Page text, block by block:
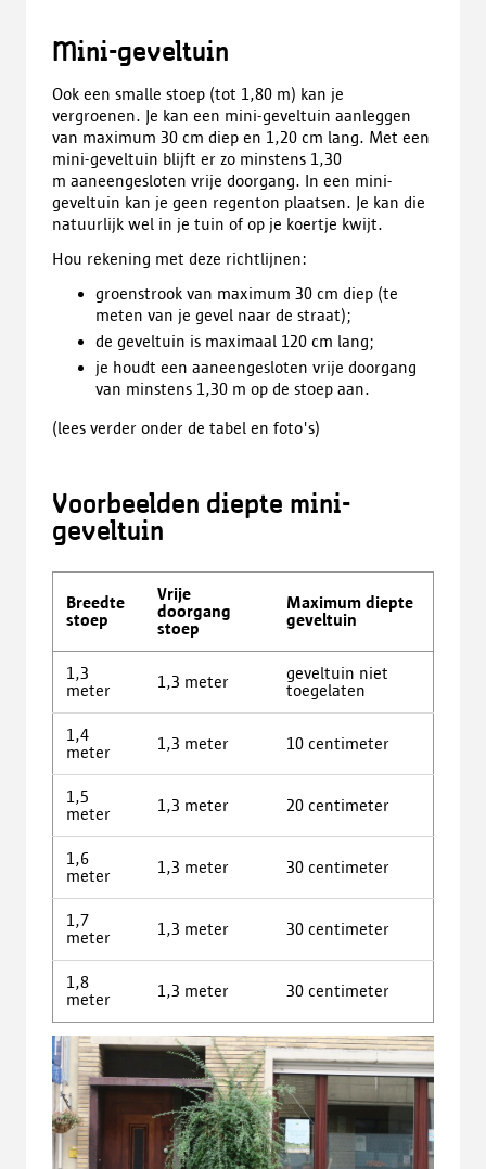
Mini-geveltuin
Ook een smalle stoep (tot 1,80 m) kan je
vergroenen. Je kan een mini-geveltuin aanleggen
van maximum 30 cm diep en 1,20 cm lang. Met een
mini-geveltuin blijft er zo minstens 1,30
m aaneengesloten vrije doorgang. In een mini-
geveltuin kan je geen regenton plaatsen. Je kan die
natuurlijk wel in je tuin of op je koertje kwijt.
Hou rekening met deze richtlijnen:
groenstrook van maximum 30 cm diep (te
meten van je gevel naar de straat);
de geveltuin is maximaal 120 cm lang;
je houdt een aaneengesloten vrije doorgang
van minstens 1,30 m op de stoep aan.
(lees verder onder de tabel en foto's)
Voorbeelden diepte mini-
geveltuin
Breedte
stoep
Vrije
doorgang
stoep
Maximum diepte
geveltuin
1,3
meter
1,3 meter
geveltuin niet
toegelaten
1,4
meter
1,3 meter 10 centimeter
1,5
meter
1,3 meter 20 centimeter
1,6
meter
1,3 meter 30 centimeter
1,7
meter
1,3 meter 30 centimeter
1,8
meter
1,3 meter 30 centimeter